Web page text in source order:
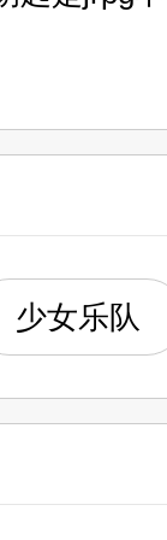
”
。”
一只废天
，就这么
透了的小虹
接受了
的传说
少女乐队